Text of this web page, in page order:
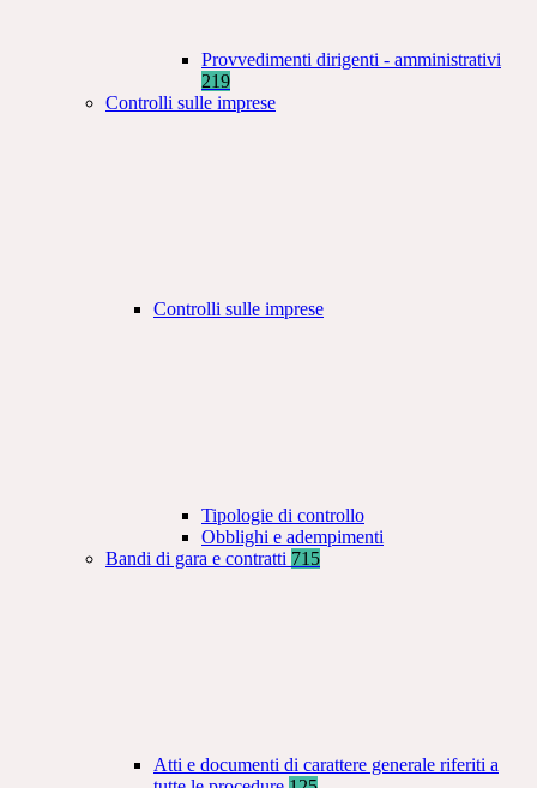
Provvedimenti dirigenti - amministrativi
219
Controlli sulle imprese
Controlli sulle imprese
Tipologie di controllo
Obblighi e adempimenti
Bandi di gara e contratti 715
Atti e documenti di carattere generale riferiti a